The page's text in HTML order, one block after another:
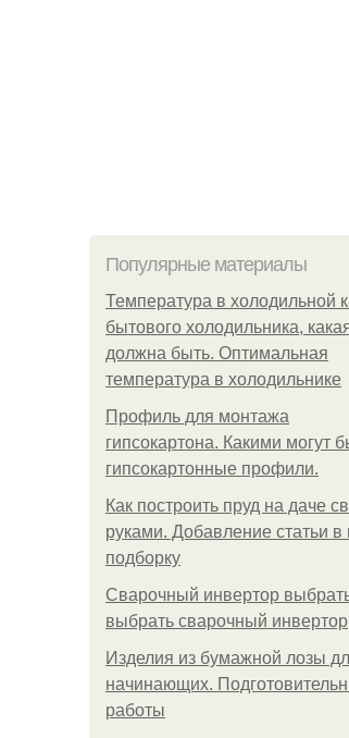
Популярные материалы
Температура в холодильной
бытового холодильника,
должна быть. Оптимальная
температура в холодильнике
Профиль для монтажа
гипсокартона. Какими могут
гипсокартонные профили.
Как построить пруд на даче
руками. Добавление статьи
подборку
Сварочный инвертор
выбрать сварочный инвертор
Изделия из бумажной лозы
начинающих.
работы